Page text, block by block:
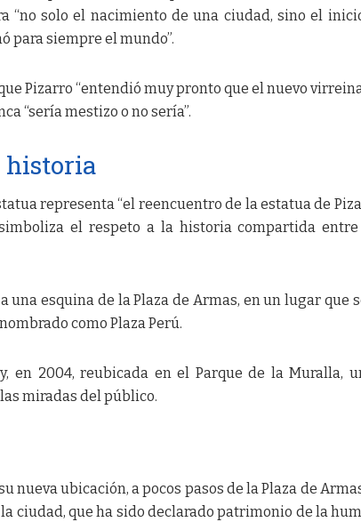
“no solo el nacimiento de una ciudad, sino el
para siempre el mundo”.
Pizarro “entendió muy pronto que el nuevo
“sería mestizo o no sería”.
historia
representa “el reencuentro de la estatua de
el respeto a la historia compartida
una esquina de la Plaza de Armas, en un lugar que
como Plaza Perú.
en 2004, reubicada en el Parque de la Muralla,
miradas del público.
nueva ubicación, a pocos pasos de la Plaza de
ciudad, que ha sido declarado patrimonio de la